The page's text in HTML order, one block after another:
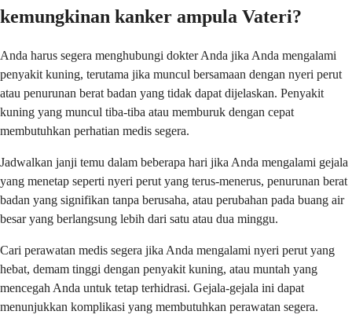
kemungkinan kanker ampula Vateri?
Anda harus segera menghubungi dokter Anda jika Anda mengalami
penyakit kuning, terutama jika muncul bersamaan dengan nyeri perut
atau penurunan berat badan yang tidak dapat dijelaskan. Penyakit
kuning yang muncul tiba-tiba atau memburuk dengan cepat
membutuhkan perhatian medis segera.
Jadwalkan janji temu dalam beberapa hari jika Anda mengalami gejala
yang menetap seperti nyeri perut yang terus-menerus, penurunan berat
badan yang signifikan tanpa berusaha, atau perubahan pada buang air
besar yang berlangsung lebih dari satu atau dua minggu.
Cari perawatan medis segera jika Anda mengalami nyeri perut yang
hebat, demam tinggi dengan penyakit kuning, atau muntah yang
mencegah Anda untuk tetap terhidrasi. Gejala-gejala ini dapat
menunjukkan komplikasi yang membutuhkan perawatan segera.